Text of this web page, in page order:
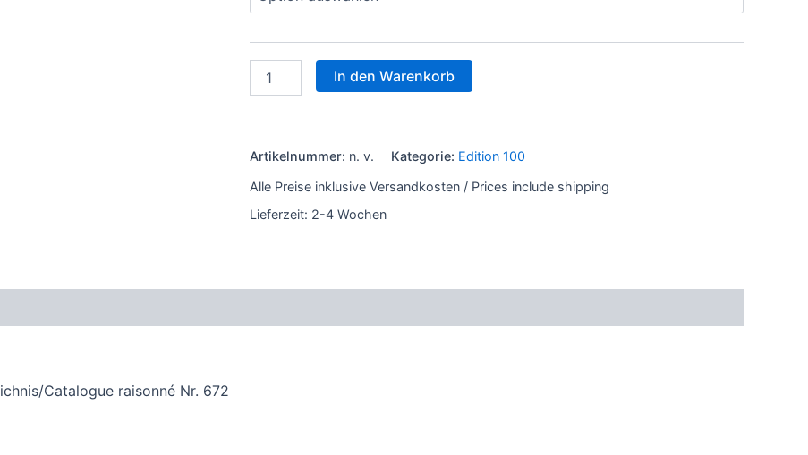
In den Warenkorb
Artikelnummer: n. v. Kategorie: Edition 100
Alle Preise inklusive Versandkosten / Prices include shipping
Lieferzeit: 2-4 Wochen
Catalogue raisonné Nr. 672